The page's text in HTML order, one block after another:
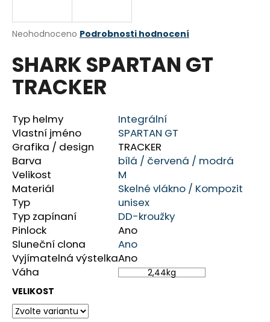
Průměrné
produktu
je
0,0
hvězdiček.
Neohodnoceno Podrobnosti hodnocení
SHARK SPARTAN GT
TRACKER
Typ helmy
Integrální
Vlastní jméno
SPARTAN GT
Grafika / design
TRACKER
Barva
bílá / červená / modrá
Velikost
M
Materiál
Skelné vlákno / Kompozit
Typ
unisex
Typ zapínaní
DD-kroužky
Pinlock
Ano
Sluneční clona
Ano
Vyjímatelná výstelkaAno
Váha
2,44kg
VELIKOST
A
j
t
?
HLEDAT
D
o
p
o
r
u
č
u
j
e